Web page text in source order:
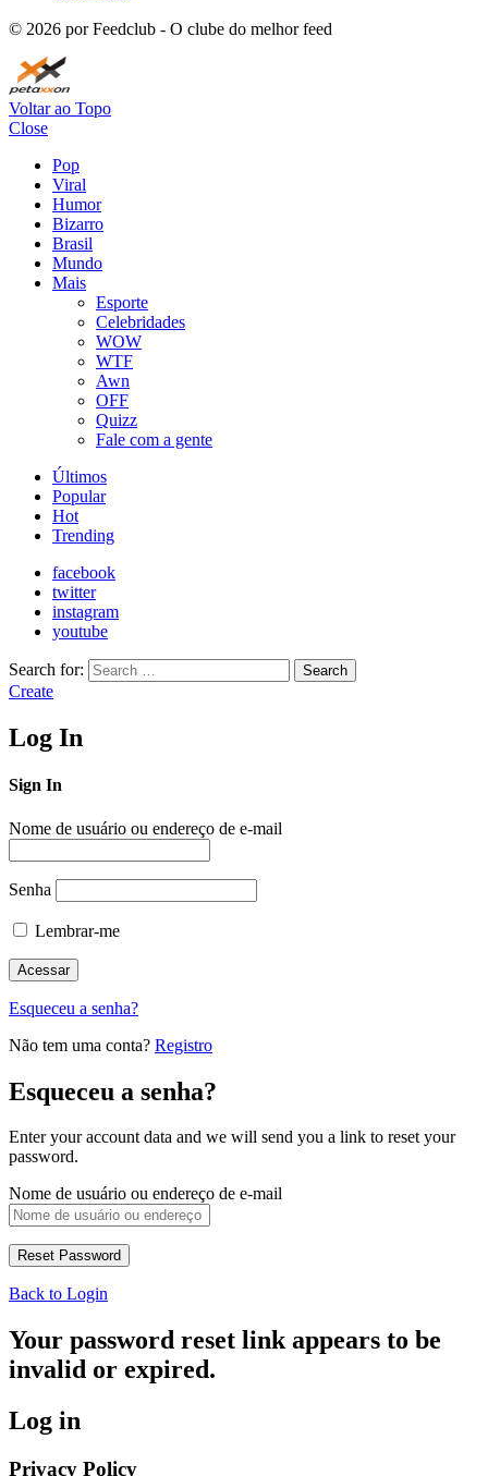
© 2026 por Feedclub - O clube do melhor feed
Voltar ao Topo
Close
Pop
Viral
Humor
Bizarro
Brasil
Mundo
Mais
Esporte
Celebridades
WOW
WTF
Awn
OFF
Quizz
Fale com a gente
Últimos
Popular
Hot
Trending
facebook
twitter
instagram
youtube
Search for: Search
Create
Log In
Sign In
Nome de usuário ou endereço de e-mail
Senha
Lembrar-me
Esqueceu a senha?
Não tem uma conta? Registro
Esqueceu a senha?
Enter your account data and we will send you a link to reset your
password.
Nome de usuário ou endereço de e-mail
Back to Login
Your password reset link appears to be
invalid or expired.
Log in
Privacy Policy